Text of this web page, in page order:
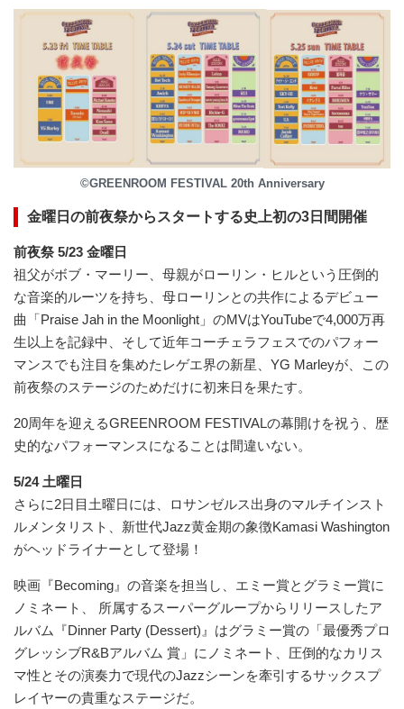
©GREENROOM FESTIVAL 20th Anniversary
金曜日の前夜祭からスタートする史上初の3日間開催
前夜祭 5/23 金曜日
祖父がボブ・マーリー、母親がローリン・ヒルという圧倒的
な音楽的ルーツを持ち、母ローリンとの共作によるデビュー
曲「Praise Jah in the Moonlight」のMVはYouTubeで4,000万再
生以上を記録中、そして近年コーチェラフェスでのパフォー
マンスでも注目を集めたレゲエ界の新星、YG Marleyが、この
前夜祭のステージのためだけに初来日を果たす。
20周年を迎えるGREENROOM FESTIVALの幕開けを祝う、歴
史的なパフォーマンスになることは間違いない。
5/24 土曜日
さらに2日目土曜日には、ロサンゼルス出身のマルチインスト
ルメンタリスト、新世代Jazz黄金期の象徴Kamasi Washington
がヘッドライナーとして登場！
映画『Becoming』の音楽を担当し、エミー賞とグラミー賞に
ノミネート、 所属するスーパーグループからリリースしたア
ルバム『Dinner Party (Dessert)』はグラミー賞の「最優秀プロ
グレッシブR&Bアルバム 賞」にノミネート、圧倒的なカリス
マ性とその演奏力で現代のJazzシーンを牽引するサックスプ
レイヤーの貴重なステージだ。